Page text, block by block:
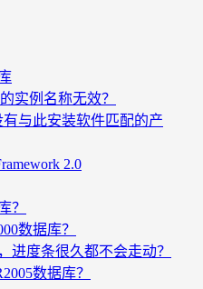
实例名称无效？
有与此安装软件匹配的产
2.0
？
数据库？
进度条很久都不会走动？
数据库？